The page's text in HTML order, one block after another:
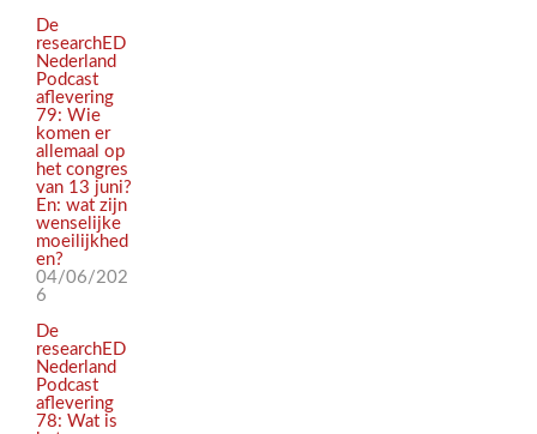
De
researchED
Nederland
Podcast
aflevering
79: Wie
komen er
allemaal op
het congres
van 13 juni?
En: wat zijn
wenselijke
moeilijkhed
en?
04/06/202
6
De
researchED
Nederland
Podcast
aflevering
78: Wat is